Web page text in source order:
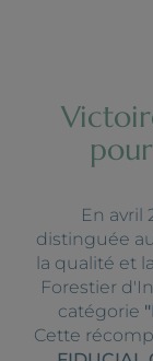
En avril
distinguée
la qualité et
Forestier
catégorie
Cette